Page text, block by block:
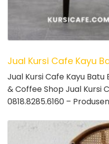
Jual Kursi Cafe Kayu
Jual Kursi Cafe Kayu
& Coffee Shop Jual Kursi
0818.8285.6160 –